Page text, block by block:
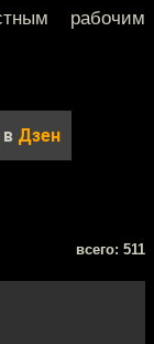
рабочим
Дзен
всего: 511